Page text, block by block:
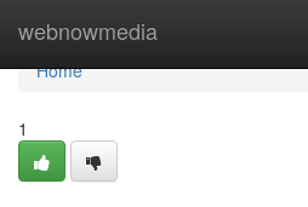
webnowmedia
Home
Home
1